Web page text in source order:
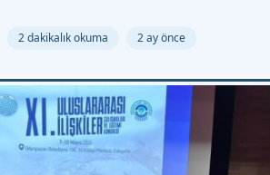
2 dakikalık okuma 2 ay önce